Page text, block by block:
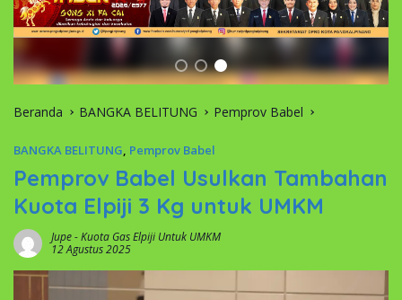
Beranda BANGKA BELITUNG Pemprov Babel
BANGKA BELITUNG, Pemprov Babel
Pemprov Babel Usulkan Tambahan
Kuota Elpiji 3 Kg untuk UMKM
Jupe-Kuota Gas Elpiji Untuk UMKM
12 Agustus 2025